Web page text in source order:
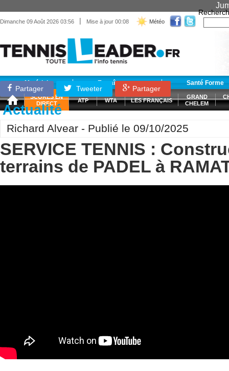
Dimanche 09 Août 2026 03:56 | Mise à jour 00:08 Météo
Matériel Entraînement Santé Forme
SCORES EN
DIRECT
ATP WTA LES FRANÇAIS
GRAND
CHELEM
Partager Tweeter Partager
Actualité
Richard Alvear - Publié le 09/10/2025
SERVICE TENNIS :
terrains de PADEL à